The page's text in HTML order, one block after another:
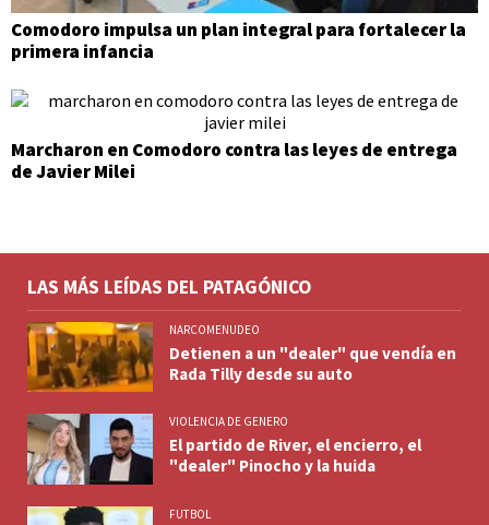
Comodoro impulsa un plan integral para fortalecer la
primera infancia
Marcharon en Comodoro contra las leyes de entrega
de Javier Milei
LAS MÁS LEÍDAS DEL PATAGÓNICO
NARCOMENUDEO
Detienen a un "dealer" que vendía en
Rada Tilly desde su auto
VIOLENCIA DE GENERO
El partido de River, el encierro, el
"dealer" Pinocho y la huida
FUTBOL